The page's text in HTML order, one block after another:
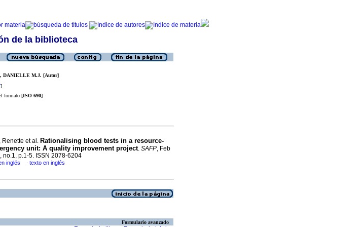
de la biblioteca
DANIELLE M.J. [Autor]
]
formato [ISO 690]
Renette et al. Rationalising blood tests in a resource-
unit: A quality improvement project. SAFP, Feb
no.1, p.1-5. ISSN 2078-6204
inglés · texto en inglés
Formulario avanzado